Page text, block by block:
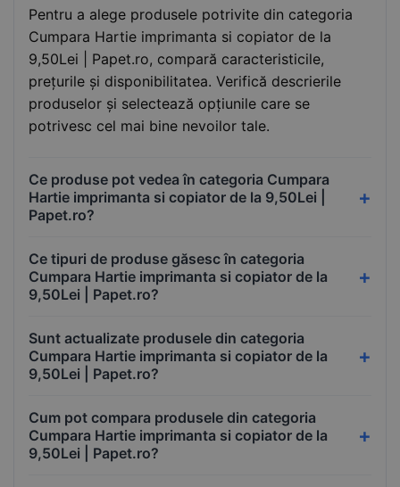
Pentru a alege produsele potrivite din categoria
Cumpara Hartie imprimanta si copiator de la
9,50Lei | Papet.ro, compară caracteristicile,
prețurile și disponibilitatea. Verifică descrierile
produselor și selectează opțiunile care se
potrivesc cel mai bine nevoilor tale.
Ce produse pot vedea în categoria Cumpara
Hartie imprimanta si copiator de la 9,50Lei |
Papet.ro?
Ce tipuri de produse găsesc în categoria
Cumpara Hartie imprimanta si copiator de la
9,50Lei | Papet.ro?
Sunt actualizate produsele din categoria
Cumpara Hartie imprimanta si copiator de la
9,50Lei | Papet.ro?
Cum pot compara produsele din categoria
Cumpara Hartie imprimanta si copiator de la
9,50Lei | Papet.ro?